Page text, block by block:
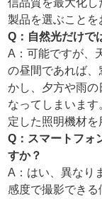
製品を選ぶことを
Q：自然光だけで
A：可能ですが、
の昼間であれば
かし、夕方や雨
なってしまいま
定した照明機材を
Q：スマートフォ
すか？
A：はい、異なり
感度で撮影でき